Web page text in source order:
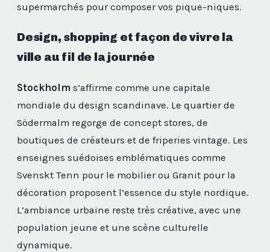
supermarchés pour composer vos pique-niques.
Design, shopping et façon de vivre la
ville au fil de la journée
Stockholm s’affirme comme une capitale
mondiale du design scandinave. Le quartier de
Södermalm regorge de concept stores, de
boutiques de créateurs et de friperies vintage. Les
enseignes suédoises emblématiques comme
Svenskt Tenn pour le mobilier ou Granit pour la
décoration proposent l’essence du style nordique.
L’ambiance urbaine reste très créative, avec une
population jeune et une scène culturelle
dynamique.